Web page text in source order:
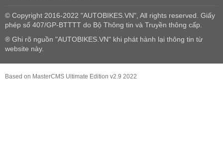
© Copyright 2016-2022 "AUTOBIKES.VN", All rights reserved. Giấy
phép số 407/GP-BTTTT do Bộ Thông tin và Truyền thông cấp.
® Ghi rõ nguồn "AUTOBIKES.VN" khi phát hành lại thông tin từ
website này.
Based on MasterCMS Ultimate Edition v2.9 2022